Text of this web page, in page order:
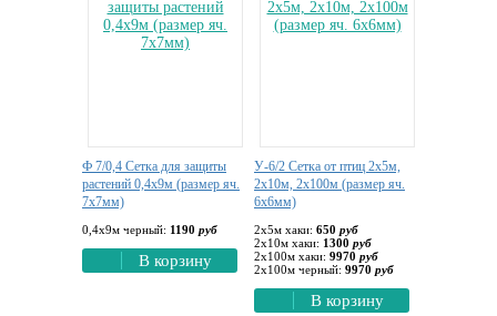
Ф 7/0,4 Сетка для защиты
растений 0,4х9м (размер яч.
7х7мм)
0,4х9м черный: 1190 руб
В корзину
У-6/2 Сетка от птиц 2х5м,
2х10м, 2х100м (размер яч.
6х6мм)
2х5м хаки: 650 руб
2х10м хаки: 1300 руб
2х100м хаки: 9970 руб
2х100м черный: 9970 руб
В корзину